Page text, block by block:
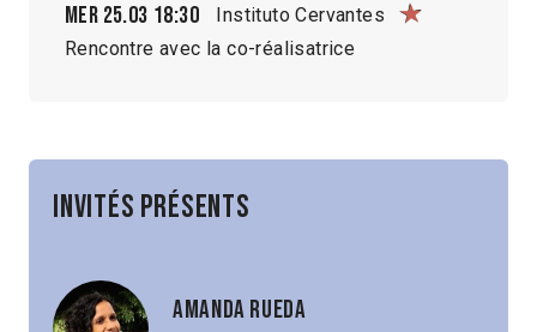
Mer 25.03 18:30
Instituto Cervantes
Rencontre avec la co-réalisatrice
Invités présents
Amanda Rueda